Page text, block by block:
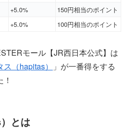
+5.0%
150円相当のポイント
+5.0% 100円相当のポイント
モール【JR西日本公式】は
ス（hapitas）
」が一番得をする
とは